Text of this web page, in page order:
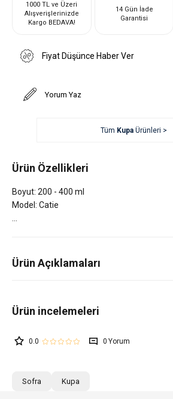
1000 TL ve Üzeri
Alışverişlerinizde
Kargo BEDAVA!
14 Gün İade
Garantisi
Fiyat Düşünce Haber Ver
Yorum Yaz
Tüm Kupa Ürünleri >
Ürün Özellikleri
Boyut: 200 - 400 ml
Model: Catie
Ürün Açıklamaları
0.0 0
Sofra Kupa